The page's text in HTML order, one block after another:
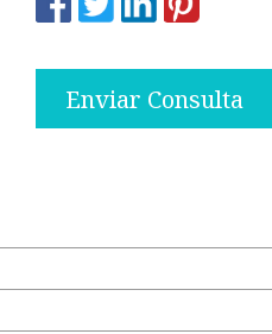
Enviar Consulta